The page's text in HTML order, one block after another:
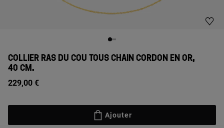
COLLIER RAS DU COU TOUS CHAIN CORDON EN OR,
40 CM.
229,00 €
Ajouter